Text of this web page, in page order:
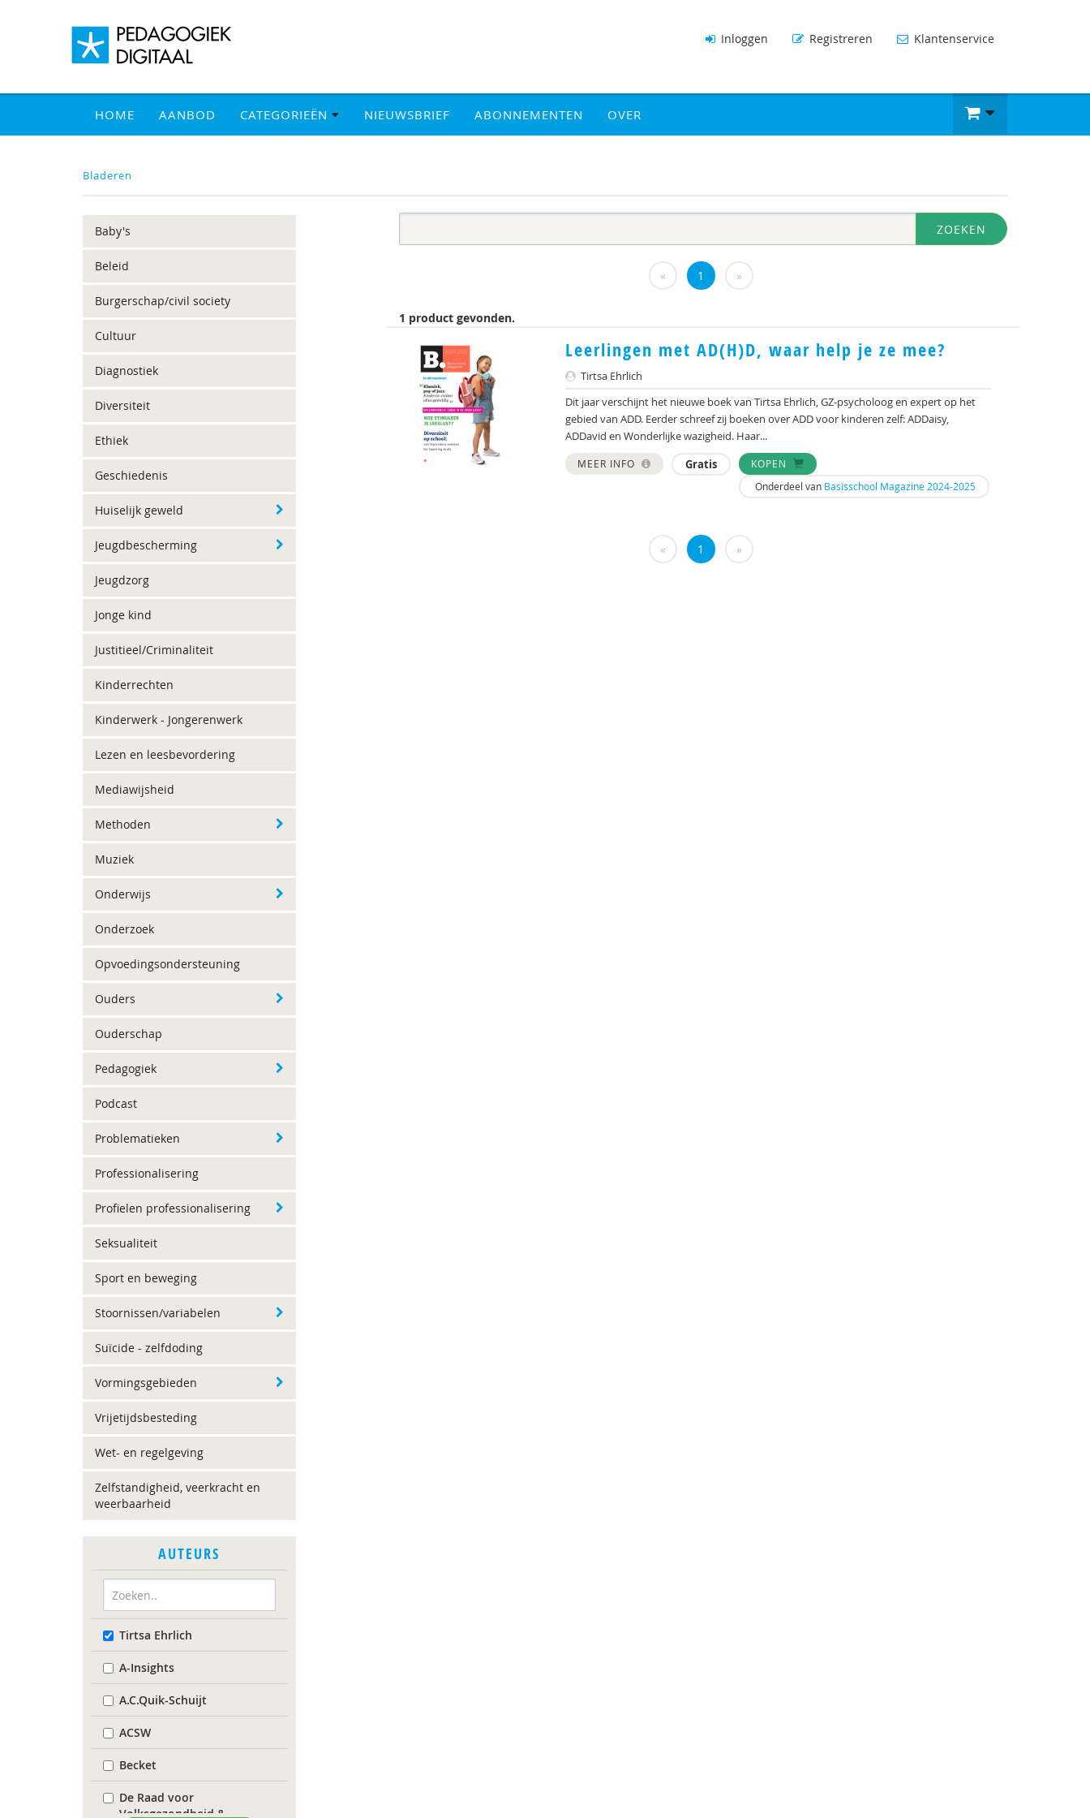
Inloggen Registreren Klantenservice
HOME AANBOD CATEGORIEËN NIEUWSBRIEF ABONNEMENTEN OVER
Bladeren
Baby's
Beleid
Burgerschap/civil society
Cultuur
Diagnostiek
Diversiteit
Ethiek
Geschiedenis
Huiselijk geweld
Jeugdbescherming
Jeugdzorg
Jonge kind
Justitieel/Criminaliteit
Kinderrechten
Kinderwerk - Jongerenwerk
Lezen en leesbevordering
Mediawijsheid
Methoden
Muziek
Onderwijs
Onderzoek
Opvoedingsondersteuning
Ouders
Ouderschap
Pedagogiek
Podcast
Problematieken
Professionalisering
Profielen professionalisering
Seksualiteit
Sport en beweging
Stoornissen/variabelen
Suïcide - zelfdoding
Vormingsgebieden
Vrijetijdsbesteding
Wet- en regelgeving
Zelfstandigheid, veerkracht en
weerbaarheid
AUTEURS
Tirtsa Ehrlich
A-Insights
A.C.Quik-Schuijt
ACSW
Becket
De Raad voor
Volksgezondheid &
ZOEKEN
« 1 »
1 product gevonden.
Leerlingen met AD(H)D, waar help je ze mee?
Tirtsa Ehrlich
Dit jaar verschijnt het nieuwe boek van Tirtsa Ehrlich, GZ-psycholoog en expert op het
gebied van ADD. Eerder schreef zij boeken over ADD voor kinderen zelf: ADDaisy,
ADDavid en Wonderlijke wazigheid. Haar...
MEER INFO Gratis
KOPEN
Onderdeel van Basisschool Magazine 2024-2025
« 1 »